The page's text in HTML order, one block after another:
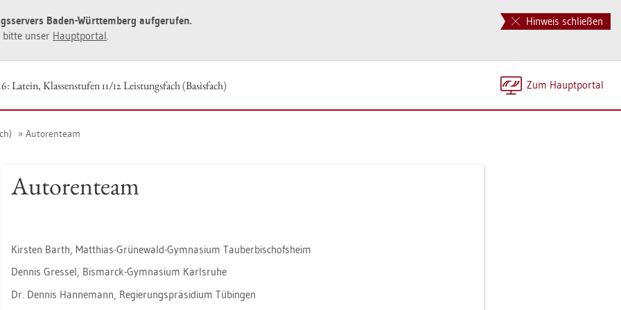
Hinweis schließen
Baden-Würt­tem­berg auf­ge­ru­fen.
bitte unser Haupt­por­tal.
Zum Haupt­por­tal
La­tein, Klas­sen­stu­fen 11/12 Leis­tungs­fach (Ba­sis­fach)
Au­to­ren­team
Au­to­ren­team
Kirs­ten Barth, Mat­thi­as-Grü­ne­wald-Gym­na­si­um Tau­ber­bi­schofs­heim
Den­nis Gres­sel, Bis­marck-Gym­na­si­um Karls­ru­he
Dr. Den­nis Han­ne­mann, Re­gie­rungs­prä­si­di­um Tü­bin­gen